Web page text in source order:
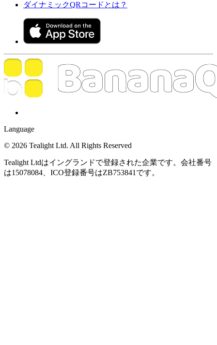
ダイナミックQRコードとは？
Language
© 2026 Tealight Ltd. All Rights Reserved
Tealight Ltdはイングランドで登録された企業です。会社番号
は15078084、ICO登録番号はZB753841です。